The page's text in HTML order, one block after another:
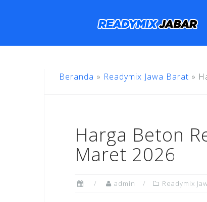
Beranda » Readymix Jawa Barat »
Harga Beton
Maret 2026
admin Readymix